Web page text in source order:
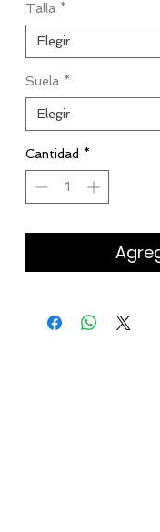
Talla *
Elegir
Suela *
Elegir
Cantidad *